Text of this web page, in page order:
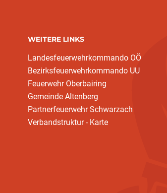
WEITERE LINKS
Landesfeuerwehrkommando OÖ
Bezirksfeuerwehrkommando UU
Feuerwehr Oberbairing
Gemeinde Altenberg
Partnerfeuerwehr Schwarzach
Verbandstruktur - Karte